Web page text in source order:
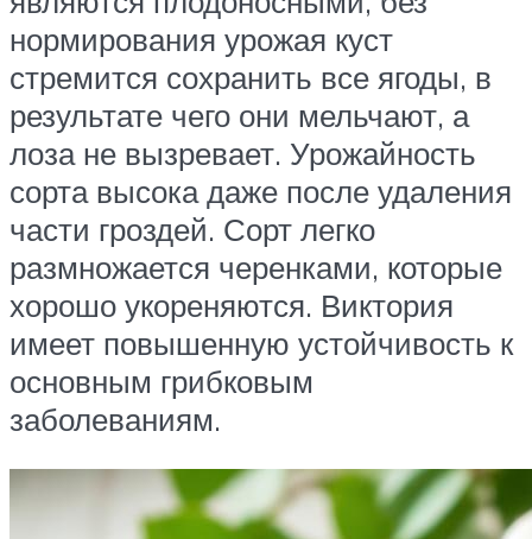
нормирования урожая куст
стремится сохранить все ягоды, в
результате чего они мельчают, а
лоза не вызревает. Урожайность
сорта высока даже после удаления
части гроздей. Сорт легко
размножается черенками, которые
хорошо укореняются. Виктория
имеет повышенную устойчивость к
основным грибковым
заболеваниям.